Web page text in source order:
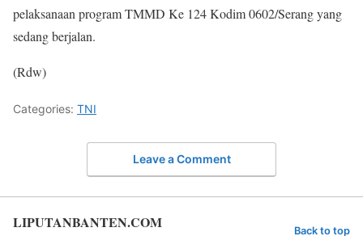
pelaksanaan program TMMD Ke 124 Kodim 0602/Serang yang
sedang berjalan.
(Rdw)
Categories: TNI
Leave a Comment
LIPUTANBANTEN.COM Back to top